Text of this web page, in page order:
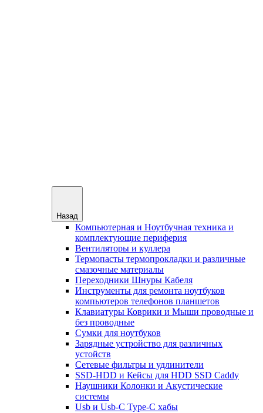
Назад
Компьютерная и Ноутбучная техника и
комплектующие периферия
Вентиляторы и куллера
Термопасты термопрокладки и различные
смазочные материалы
Переходники Шнуры Кабеля
Инструменты для ремонта ноутбуков
компьютеров телефонов планшетов
Клавиатуры Коврики и Мыши проводные и
без проводные
Сумки для ноутбуков
Зарядные устройство для различных
устойств
Сетевые фильтры и удлинители
SSD-HDD и Кейсы для HDD SSD Caddy
Наушники Колонки и Акустические
системы
Usb и Usb-C Type-C хабы